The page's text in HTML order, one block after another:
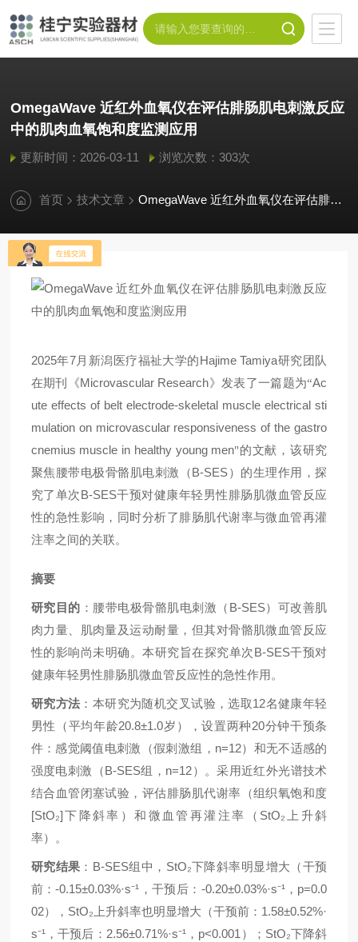
OmegaWave 近红外血氧仪在评估腓肠肌电刺激反应
中的肌肉血氧饱和度监测应用
更新时间：2026-03-11 浏览次数：303次
首页 技术文章 OmegaWave 近红外血氧仪在评估腓肠肌电刺激反应中的肌肉血氧饱和度监测应用
2025年7月新潟医疗福祉大学的Hajime Tamiya研究 团队
在期刊《Microvascular Research》发表了一篇题为“Ac
ute effects of belt electrode-skeletal muscle electrical sti
mulation on microvascular responsiveness of the gastro
cnemius muscle in healthy young men"的文献 ，该研究
聚焦腰带电极骨骼肌电刺激（B-SES）的生理作用，探
究了单次B-SES干预对健康年轻男性腓肠肌微血管反应
性的急性影响，同时分析了腓肠肌代谢率与微血管再灌
注率之间的关联。
摘要
研究目的 ：腰带电极骨骼肌电刺激（ B-SES）可改善肌
肉力量、肌肉量及运动耐量，但其对骨骼肌微血管反应
性的影响尚未明确。本研究旨在探究单次B-SES干预对
健康年轻男性腓肠肌微血管反应性的急性作用。
研究方法 ：本研究为随机交叉试验，选取12名健康年轻
男性（平均年龄20.8±1.0岁），设置两种20分钟干预条
件：感觉阈值电刺激（假刺激组， n=12）和无不适感的
强度电刺激（B-SES组， n=12）。采用近红外光谱技术
结合血管闭塞试验，评估腓肠肌代谢率（组织氧饱和度
[StO₂]下降斜率）和微血管再灌注率（ StO₂上升斜
率）。
研究结果 ： B-SES组中， StO₂下降斜率明显增大（干预
前：-0.15±0.03%·s⁻¹ ，干预后： -0.20±0.03%·s⁻¹， p=0.0
02）， StO₂上升斜率也明显增大（干预前： 1.58±0.52%·
s⁻¹，干预后： 2.56±0.71%·s⁻¹， p<0.001 ）； StO₂下降斜